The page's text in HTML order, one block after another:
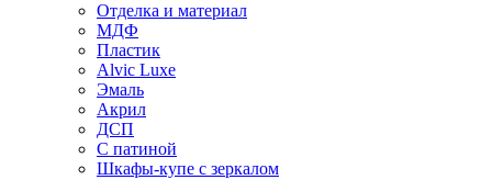
Отделка и материал
МДФ
Пластик
Alvic Luxe
Эмаль
Акрил
ДСП
С патиной
Шкафы-купе с зеркалом